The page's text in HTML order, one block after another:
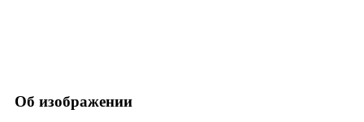
Об изображении